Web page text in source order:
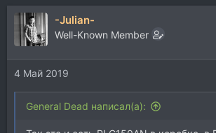
а
и
и
:
-Julian-
Well-Known Member
4 Май 2019
General Dead написал(а):